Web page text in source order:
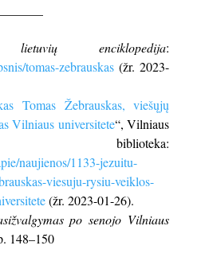
lietuvių enciklopedija:
tomas-zebrauskas(žr. 2023-
Tomas Žebrauskas, viešųjų
Vilniaus universitete“, Vilniaus
biblioteka:
naujienos/1133-jezuitu-
viesuju-rysiu-veiklos-
(žr. 2023-01-26).
po senojo Vilniaus
148–150